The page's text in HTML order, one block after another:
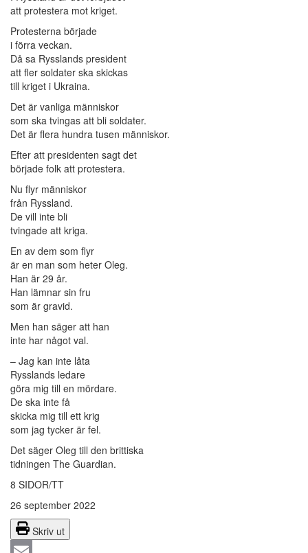
att protestera mot kriget.
Protesterna började
i förra veckan.
Då sa Rysslands president
att fler soldater ska skickas
till kriget i Ukraina.
Det är vanliga människor
som ska tvingas att bli soldater.
Det är flera hundra tusen människor.
Efter att presidenten sagt det
började folk att protestera.
Nu flyr människor
från Ryssland.
De vill inte bli
tvingade att kriga.
En av dem som flyr
är en man som heter Oleg.
Han är 29 år.
Han lämnar sin fru
som är gravid.
Men han säger att han
inte har något val.
– Jag kan inte låta
Rysslands ledare
göra mig till en mördare.
De ska inte få
skicka mig till ett krig
som jag tycker är fel.
Det säger Oleg till den brittiska
tidningen The Guardian.
8 SIDOR/TT
26 september 2022
Skriv ut